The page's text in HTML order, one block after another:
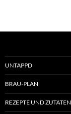
UNTAPPD
BRAU-PLAN
REZEPTE UND ZUTATEN